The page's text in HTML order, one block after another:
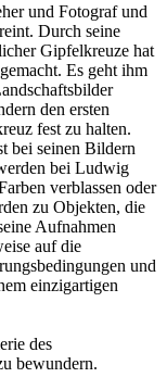
und Fotograf und
Durch seine
Gipfelkreuze hat
Es geht ihm
den ersten
fest zu halten.
bei seinen Bildern
bei Ludwig
verblassen oder
zu Objekten, die
Aufnahmen
auf die
und
einzigartigen
des
bewundern.